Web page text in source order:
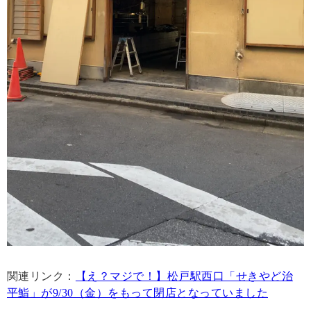
関連リンク：
【え？マジで！】松戸駅西口「せきやど治
平鮨」が9/30（金）をもって閉店となっていました